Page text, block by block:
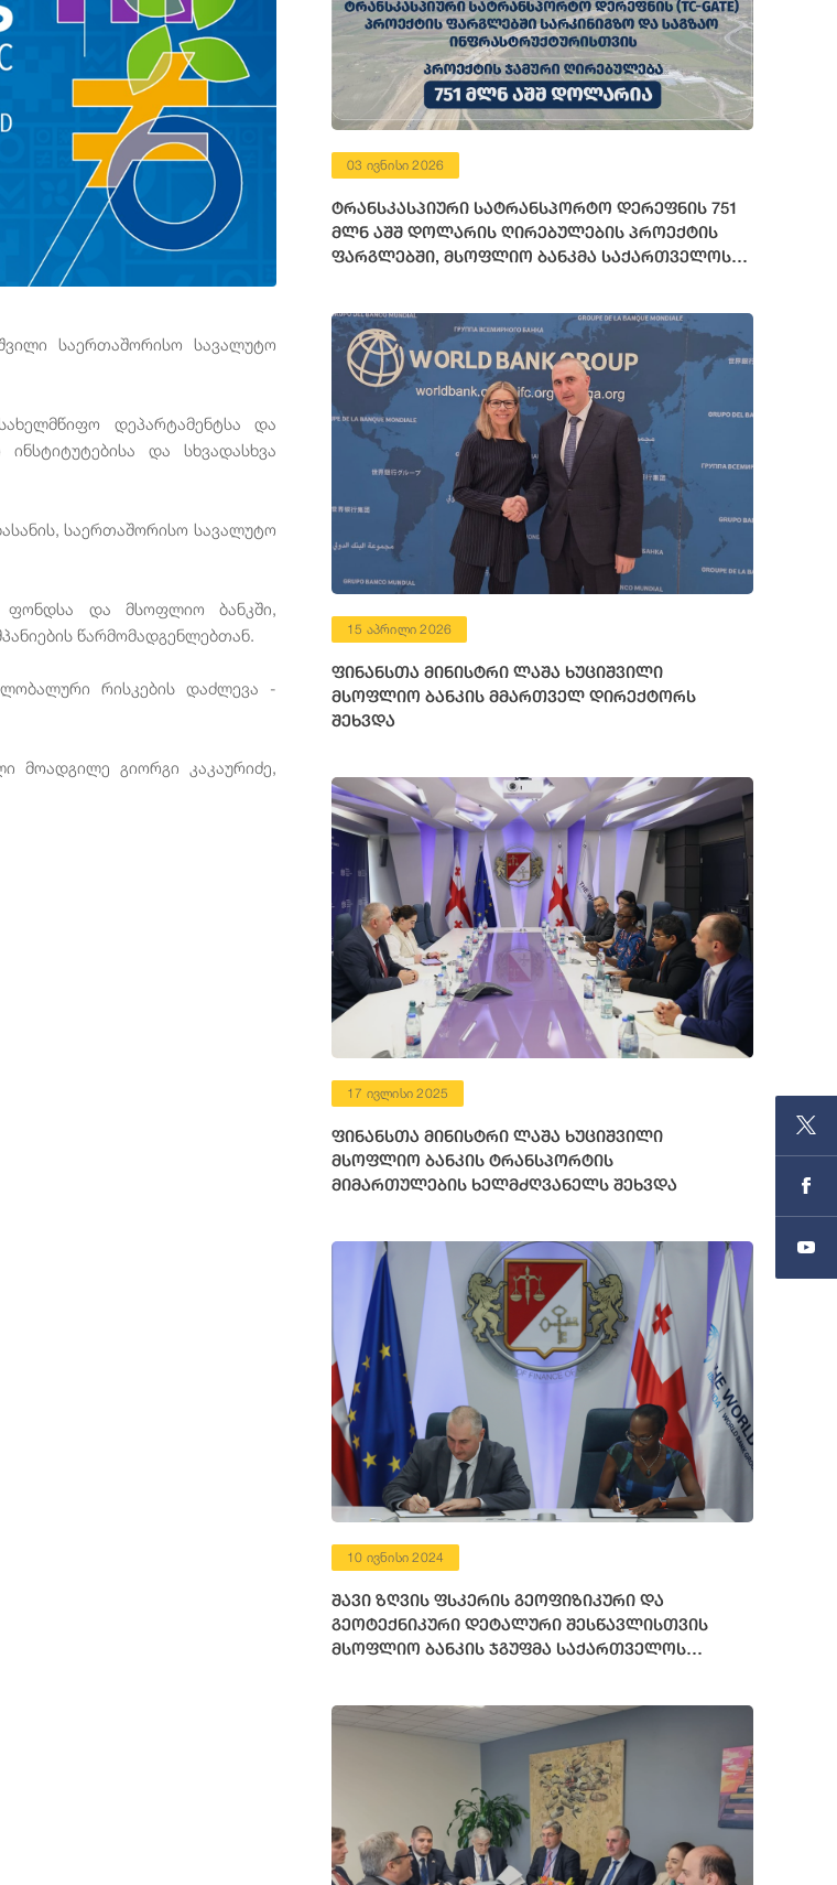
საერთაშორისო სავალუტო
დეპარტამენტსა და
და სხვადასხვა
საერთაშორისო სავალუტო
ფონდსა და მსოფლიო ბანკში,
წარმომადგენლებთან.
რისკების დაძლევა -
მოადგილე გიორგი კაკაურიძე,
03 ივნისი 2026
ტრანსკასპიური სატრანსპორტო დერეფნის 751
მლნ აშშ დოლარის ღირებულების პროექტის
ფარგლებში, მსოფლიო ბანკმა საქართველოს
15 აპრილი 2026
ფინანსთა მინისტრი ლაშა ხუციშვილი
მსოფლიო ბანკის მმართველ დირექტორს
შეხვდა
17 ივლისი 2025
ფინანსთა მინისტრი ლაშა ხუციშვილი
მსოფლიო ბანკის ტრანსპორტის
მიმართულების ხელმძღვანელს შეხვდა
10 ივნისი 2024
შავი ზღვის ფსკერის გეოფიზიკური და
გეოტექნიკური დეტალური შესწავლისთვის
მსოფლიო ბანკის ჯგუფმა საქართველოს